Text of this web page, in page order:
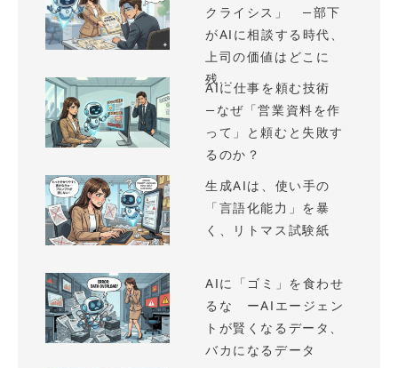
クライシス」 —部下
がAIに相談する時代、
上司の価値はどこに
残...
AIに仕事を頼む技術
—なぜ「営業資料を作
って」と頼むと失敗す
るのか？
生成AIは、使い手の
「言語化能力」を暴
く、リトマス試験紙
AIに「ゴミ」を食わせ
るな ーAIエージェン
トが賢くなるデータ、
バカになるデータ